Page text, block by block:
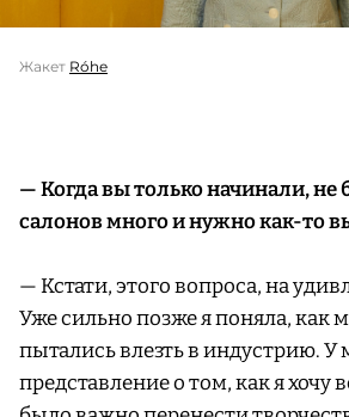
Жакет Róhe
— Когда вы только начинали, не
салонов много и нужно как-то
— Кстати, этого вопроса, на
Уже сильно позже я поняла, как
пытались влезть в индустрию. У
представление о том, как я хочу